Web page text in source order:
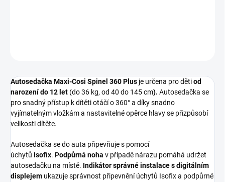
Autosedačka Maxi-Cosi Spinel 360 Plus je určena pro dětiod
narození do 12 let (do 36 kg, od 40 do 145 cm). Autosedačka se
pro snadný přístup k dítěti otáčí o 360° a díky snadno
vyjímatelným vložkám a nastavitelné opěrce hlavy se přizpůsobí
velikosti dítěte.
Autosedačka se do auta připevňuje s pomocí
úchytů Isofix. Podpůrná noha v případě nárazu pomáhá udržet
autosedačku na místě. Indikátor správné instalace s digitálním
displejem ukazuje správnost připevnění úchytů Isofix a podpůrné